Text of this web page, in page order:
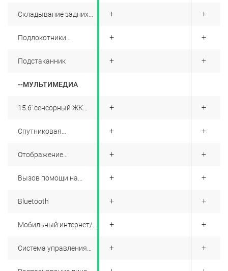
Складывание задних
Подлокотники
Подстаканник
--МУЛЬТИМЕДИА
15.6' сенсорный ЖК
Спутниковая
Отображение
Вызов помощи на
Bluetooth
Мобильный интернет/
Система управления
+
+
+
+
+
+
+
+
+
+
+
+
+
+
+
+
+
+
+
+
+
+
+
+
+
+
+
+
+
+